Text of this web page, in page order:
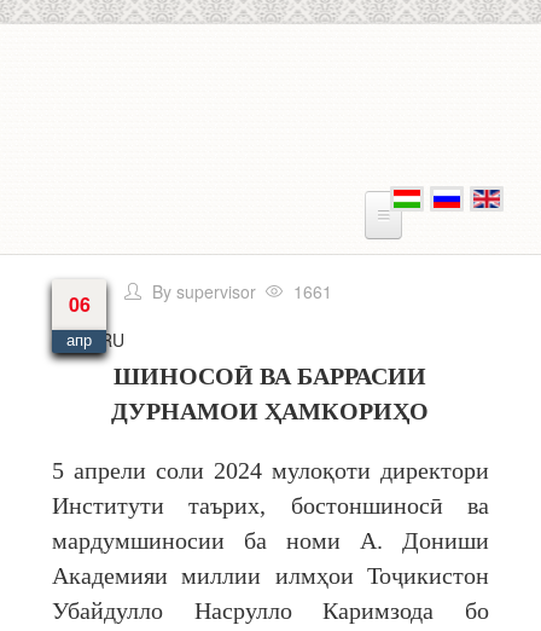
06
апр
Bysupervisor
1661
Язык RU
ШИНОСОӢ ВА БАРРАСИИ
ДУРНАМОИ ҲАМКОРИҲО
5 апрели соли 2024 мулоқоти директори
Институти таърих, бостоншиносӣ ва
мардумшиносии ба номи А. Дониши
Академияи миллии илмҳои Тоҷикистон
Убайдулло Насрулло Каримзода бо